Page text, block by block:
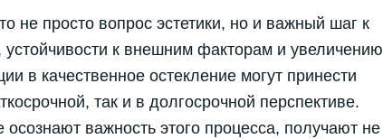
не просто вопрос эстетики, но и важный шаг к
к внешним факторам и увеличению
в качественное остекление могут принести
так и в долгосрочной перспективе.
важность этого процесса, получают не